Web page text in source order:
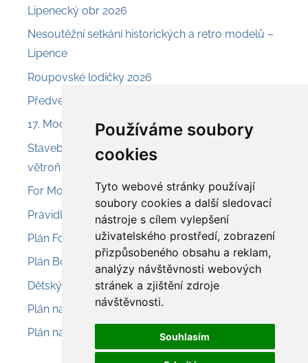
Používáme soubory
cookies
Tyto webové stránky používají
soubory cookies a další sledovací
nástroje s cílem vylepšení
uživatelského prostředí, zobrazení
přizpůsobeného obsahu a reklam,
analýzy návštěvnosti webových
stránek a zjištění zdroje
návštěvnosti.
Souhlasím
Lipenecký obr 2026
Nesoutěžní setkání historických a retro modelů –
Lipence
Roupovské lodičky 2026
Předveď a prodej – Nesvačily
17. Model Air Show Chroust
Stavebnice Aroso 225 – svahový akrobatický
větroň
For Model 2026 – Olomouc
Pravidla pro provoz modelů 2026
Plán Fokker D.VIIII
Plán Boeing L-15 Scout
Dětský modelářský den – letiště Sobínka
Plán na menší eletrolet Cloud Buster
Plán na malý RC model ABC Robin